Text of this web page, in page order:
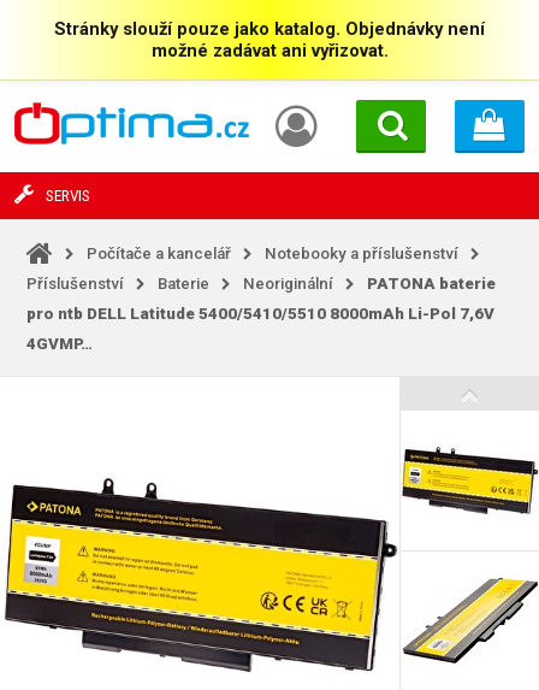
Stránky slouží pouze jako katalog. Objednávky není
možné zadávat ani vyřizovat.
SERVIS
Počítače a kancelář
Notebooky a příslušenství
Příslušenství
Baterie Neoriginální
PATONA baterie
pro ntb DELL Latitude 5400/5410/5510 8000mAh Li-Pol 7,6V
4GVMP…